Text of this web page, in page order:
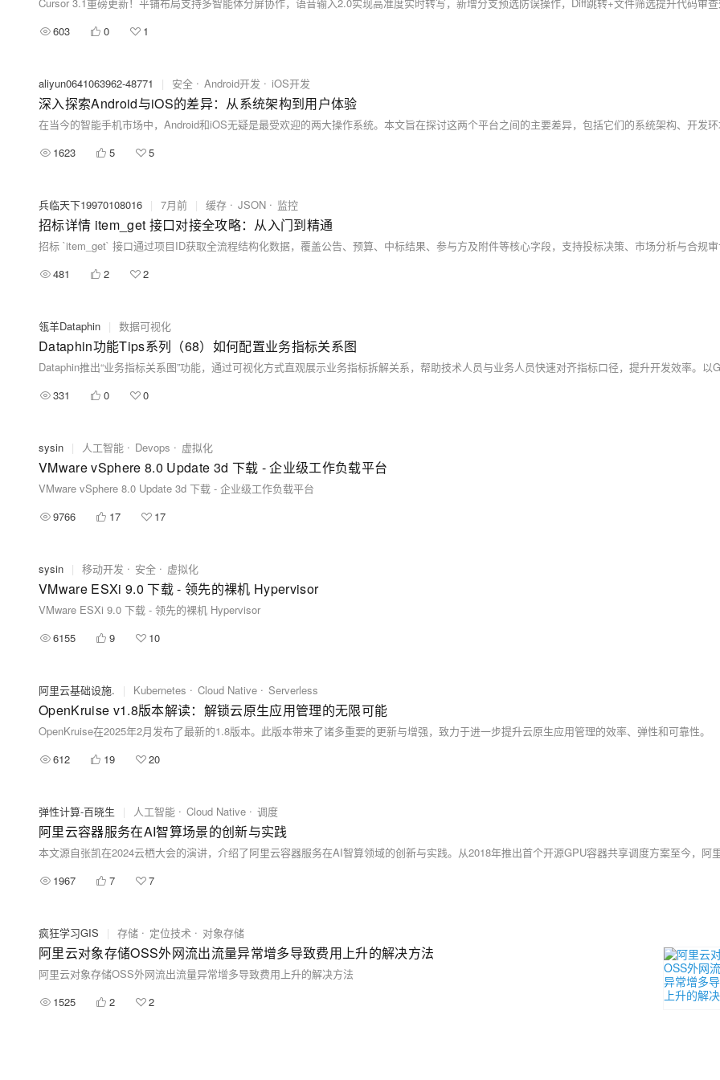
603
0 1
aliyun0641063962-48771 | 安全 Android开发 iOS开发
深入探索Android与iOS的差异：从系统架构到用户体验
1623
5 5
兵临天下19970108016 | 7月前 | 缓存 JSON 监控
招标详情 item_get 接口对接全攻略：从入门到精通
481
2 2
瓴羊Dataphin | 数据可视化
Dataphin功能Tips系列（68）如何配置业务指标关系图
331
0 0
sysin | 人工智能 Devops 虚拟化
VMware vSphere 8.0 Update 3d 下载 - 企业级工作负载平台
VMware vSphere 8.0 Update 3d 下载 - 企业级工作负载平台
9766
17 17
sysin | 移动开发 安全 虚拟化
VMware ESXi 9.0 下载 - 领先的裸机 Hypervisor
VMware ESXi 9.0 下载 - 领先的裸机 Hypervisor
6155
9 10
阿里云基础设施. | Kubernetes Cloud Native Serverless
OpenKruise v1.8版本解读：解锁云原生应用管理的无限可能
OpenKruise在2025年2月发布了最新的1.8版本。此版本带来了诸多重要的更新与增强，致力于进一步提升云原生应用管理的效率、弹性和可靠性。
612
19 20
弹性计算-百晓生 | 人工智能 Cloud Native 调度
阿里云容器服务在AI智算场景的创新与实践
1967
7 7
疯狂学习GIS | 存储 定位技术 对象存储
阿里云对象存储OSS外网流出流量异常增多导致费用上升的解决方法
阿里云对象存储OSS外网流出流量异常增多导致费用上升的解决方法
1525
2 2